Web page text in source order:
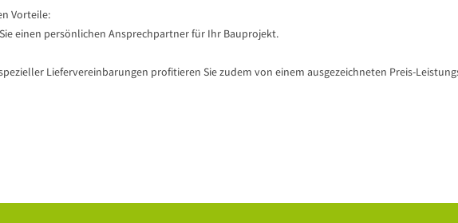
Vorteile:
einen persönlichen Ansprechpartner für Ihr Bauprojekt.
Liefervereinbarungen profitieren Sie zudem von einem ausgezeichneten Preis-